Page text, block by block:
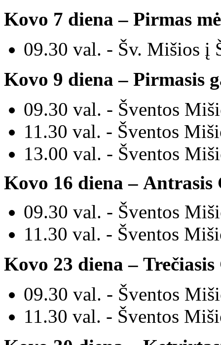
Kovo 7 diena– Pirmas
09.30 val. - Šv. Mišios į
Kovo 9 diena– Pirmasis
09.30 val. - Šventos M
11.30 val. - Šventos M
13.00 val. - Šventos
Kovo 16 diena– Antrasis
09.30 val. - Šventos M
11.30 val. - Šventos M
Kovo 23 diena– Trečiasis
09.30 val. - Šventos M
11.30 val. - Šventos M